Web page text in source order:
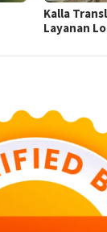
Kalla
Layanan